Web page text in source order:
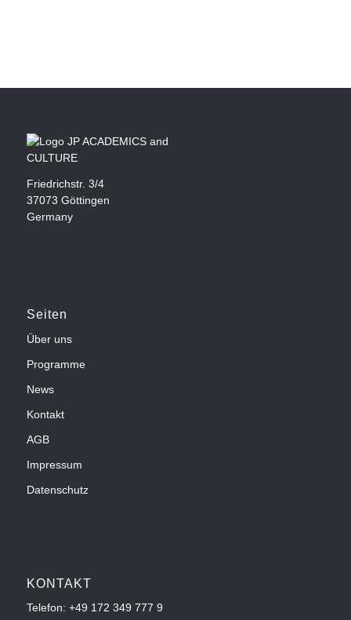
Friedrichstr. 3/4
37073 Göttingen
Germany
Seiten
Über uns
Programme
News
Kontakt
AGB
Impressum
Datenschutz
KONTAKT
Telefon: +49 172 349 777 9